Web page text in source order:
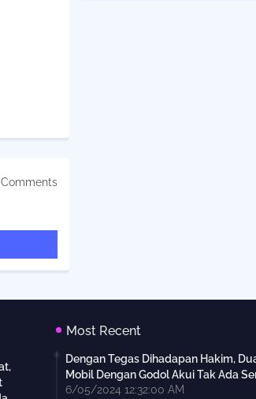
Most Recent
Dengan Tegas Dihadapan Hakim,
Mobil Dengan Godol Akui Tak Ada
6/05/2024 12:32:00 AM